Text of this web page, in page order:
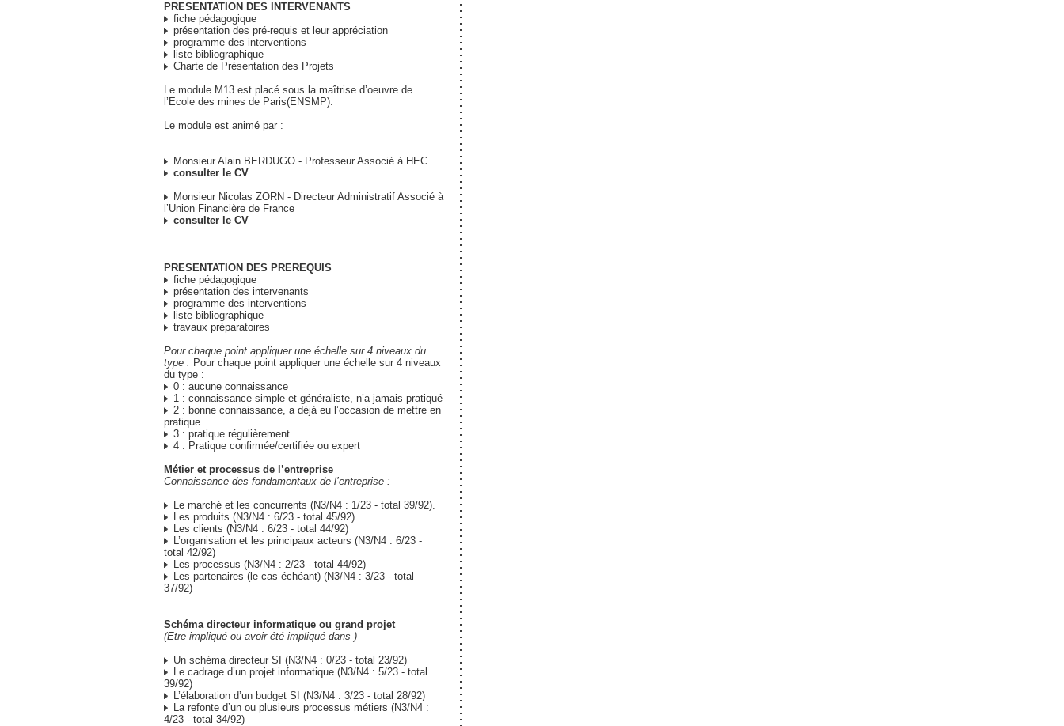
PRESENTATION DES INTERVENANTS
fiche pédagogique
présentation des pré-requis et leur appréciation
programme des interventions
liste bibliographique
Charte de Présentation des Projets
Le module M13 est placé sous la maîtrise d’oeuvre de
l’Ecole des mines de Paris(ENSMP).
Le module est animé par :
Monsieur Alain BERDUGO - Professeur Associé à HEC
consulter le CV
Monsieur Nicolas ZORN - Directeur Administratif Associé à
l’Union Financière de France
consulter le CV
PRESENTATION DES PREREQUIS
fiche pédagogique
présentation des intervenants
programme des interventions
liste bibliographique
travaux préparatoires
Pour chaque point appliquer une échelle sur 4 niveaux du
type : Pour chaque point appliquer une échelle sur 4 niveaux
du type :
0 : aucune connaissance
1 : connaissance simple et généraliste, n’a jamais pratiqué
2 : bonne connaissance, a déjà eu l’occasion de mettre en
pratique
3 : pratique régulièrement
4 : Pratique confirmée/certifiée ou expert
Métier et processus de l’entreprise
Connaissance des fondamentaux de l’entreprise :
Le marché et les concurrents (N3/N4 : 1/23 - total 39/92).
Les produits (N3/N4 : 6/23 - total 45/92)
Les clients (N3/N4 : 6/23 - total 44/92)
L’organisation et les principaux acteurs (N3/N4 : 6/23 -
total 42/92)
Les processus (N3/N4 : 2/23 - total 44/92)
Les partenaires (le cas échéant) (N3/N4 : 3/23 - total
37/92)
Schéma directeur informatique ou grand projet
(Etre impliqué ou avoir été impliqué dans )
Un schéma directeur SI (N3/N4 : 0/23 - total 23/92)
Le cadrage d’un projet informatique (N3/N4 : 5/23 - total
39/92)
L’élaboration d’un budget SI (N3/N4 : 3/23 - total 28/92)
La refonte d’un ou plusieurs processus métiers (N3/N4 :
4/23 - total 34/92)